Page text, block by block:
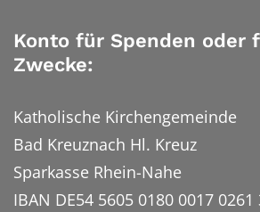
Konto für Spenden oder
Zwecke:
Katholische Kirchengemeinde
Bad Kreuznach Hl. Kreuz
Sparkasse Rhein-Nahe
IBAN DE54 5605 0180 0017 0261